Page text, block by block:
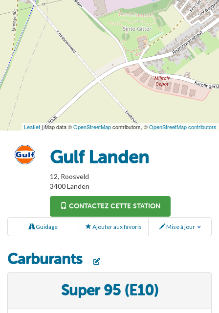
Leaflet| Map data ©OpenStreetMapcontributors, ©OpenStreetMap contributors
Gulf Landen
12, Roosveld
3400Landen
CONTACTEZ CETTE STATION
Guidage Ajouter aux favoris Mise à jour
Carburants
Super 95 (E10)